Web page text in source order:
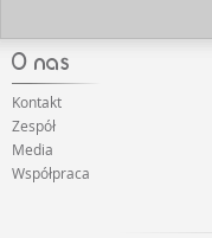
Kontakt
Zespół
Media
Współpraca